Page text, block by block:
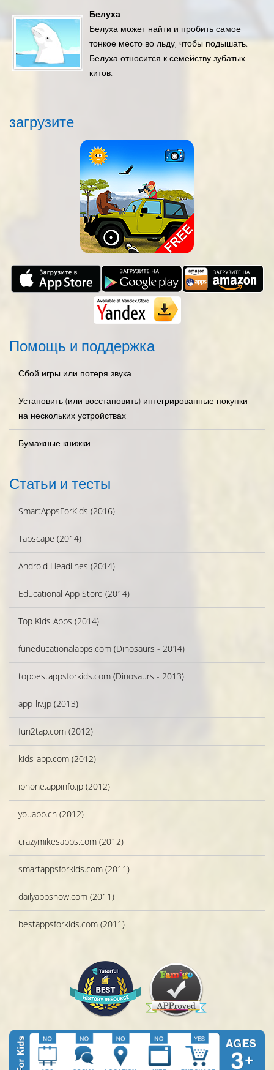
Белуха
Белуха может найти и пробить самое
тонкое место во льду, чтобы подышать.
Белуха относится к семейству зубатых
китов.
загрузитe
Помощь и поддержка
Сбой игры или потеря звука
Установить (или восстановить) интегрированные покупки
на нескольких устройствах
Бумажные книжки
Статьи и тесты
SmartAppsForKids (2016)
Tapscape (2014)
Android Headlines (2014)
Educational App Store (2014)
Top Kids Apps (2014)
funeducationalapps.com (Dinosaurs - 2014)
topbestappsforkids.com (Dinosaurs - 2013)
app-liv.jp (2013)
fun2tap.com (2012)
kids-app.com (2012)
iphone.appinfo.jp (2012)
youapp.cn (2012)
crazymikesapps.com (2012)
smartappsforkids.com (2011)
dailyappshow.com (2011)
bestappsforkids.com (2011)